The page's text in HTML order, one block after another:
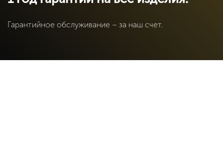
Гарантийное обслуживание – за наш счет.